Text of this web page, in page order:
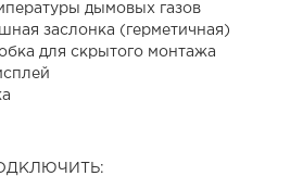
дымовых газов
заслонка (герметичная)
для скрытого монтажа